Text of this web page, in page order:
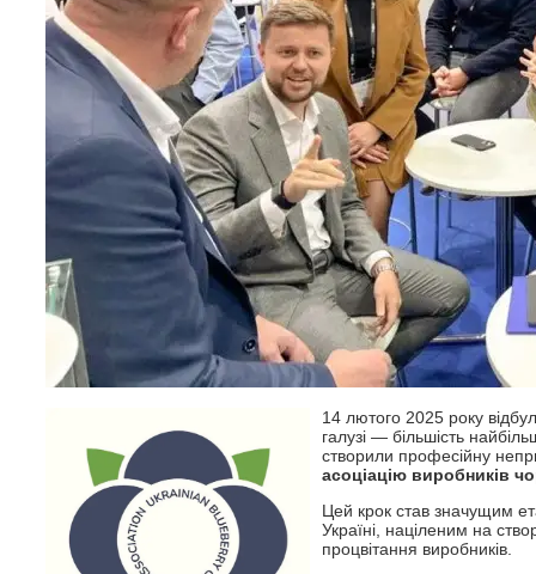
14 лютого 2025 року
галузі — більшість
створили професійну
асоціацію виробників
Цей крок став значущим
Україні, націленим на
процвітання виробників.